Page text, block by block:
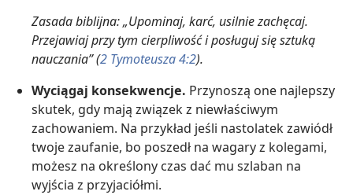
Zasada biblijna: „Upominaj, karć, usilnie zachęcaj.
Przejawiaj przy tym cierpliwość i posługuj się sztuką
nauczania” (2 Tymoteusza 4:2).
Wyciągaj konsekwencje. Przynoszą one najlepszy
skutek, gdy mają związek z niewłaściwym
zachowaniem. Na przykład jeśli nastolatek zawiódł
twoje zaufanie, bo poszedł na wagary z kolegami,
możesz na określony czas dać mu szlaban na
wyjścia z przyjaciółmi.